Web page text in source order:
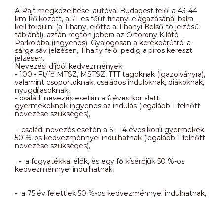
A Rajt megközelítése: autóval Budapest felől a 43-44
km-kő között, a 71-es főút tihanyi elágazásánál balra
kell fordulni (a Tihany, előtte a Tihanyi Belső-tó jelzésű
táblánál), aztán rögtön jobbra az Őrtorony Kilátó
Parkolóba (ingyenes). Gyalogosan a kerékpárútról a
sárga sáv jelzésen, Tihany felől pedig a piros kereszt
jelzésen.
Nevezési díjból kedvezmények:
- 100.- Ft/fő MTSZ, MSTSZ, TTT tagoknak (igazolványra),
valamint csoportoknak, családos indulóknak, diákoknak,
nyugdíjasoknak,
- családi nevezés esetén a 6 éves kor alatti
gyermekeknek ingyenes az indulás (legalább 1 felnőtt
nevezése szükséges),
- családi nevezés esetén a 6 - 14 éves korú gyermekek
50 %-os kedvezménnyel indulhatnak (legalább 1 felnőtt
nevezése szükséges),
- a fogyatékkal élők, és egy fő kísérőjük 50 %-os
kedvezménnyel indulhatnak,
- a 75 év felettiek 50 %-os kedvezménnyel indulhatnak,